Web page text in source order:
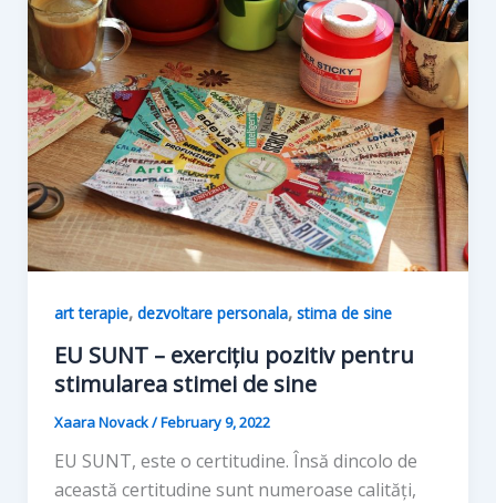
art terapie, dezvoltare personala, stima de sine
EU SUNT – exercițiu pozitiv pentru
stimularea stimei de sine
Xaara Novack/February 9, 2022
EU SUNT, este o certitudine. Însă dincolo de
această certitudine sunt numeroase calități,